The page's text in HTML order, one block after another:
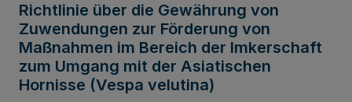
Richtlinie über die Gewährung von
Zuwendungen zur Förderung von
Maßnahmen im Bereich der Imkerschaft
zum Umgang mit der Asiatischen
Hornisse (Vespa velutina)